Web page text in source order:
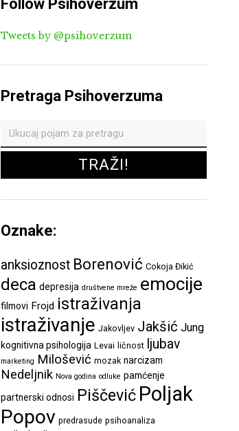
Follow Psihoverzum
Tweets by @psihoverzum
Pretraga Psihoverzuma
Oznake:
anksioznost Borenović Cokoja Đikić
deca depresija društvene mreže emocije
filmovi Frojd istraživanja
istraživanje Jakovljev Jakšić Jung
kognitivna psihologija Levai ličnost ljubav
marketing Milošević mozak narcizam
Nedeljnik Nova godina odluke pamćenje
partnerski odnosi Piščević Poljak
Popov predrasude psihoanaliza